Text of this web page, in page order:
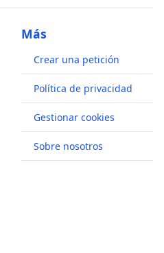
Más
Crear una petición
Política de privacidad
Gestionar cookies
Sobre nosotros